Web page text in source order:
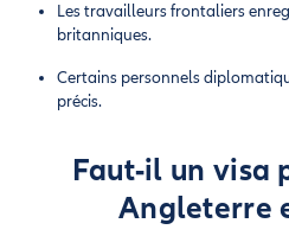
Les travailleurs frontaliers
britanniques.
Certains personnels
précis.
Faut-il un visa
Angleterre